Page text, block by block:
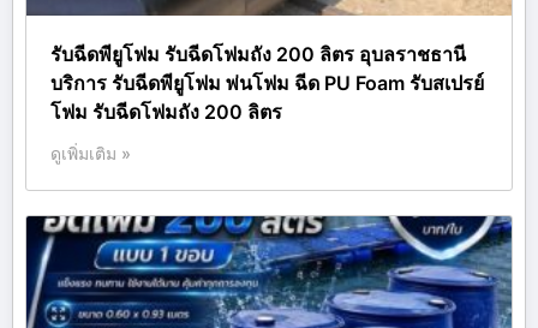
รับฉีดพียูโฟม รับฉีดโฟมถัง 200 ลิตร อุบลราชธานี
บริการ รับฉีดพียูโฟม พ่นโฟม ฉีด PU Foam รับสเปรย์
โฟม รับฉีดโฟมถัง 200 ลิตร
ดูเพิ่มเติม »